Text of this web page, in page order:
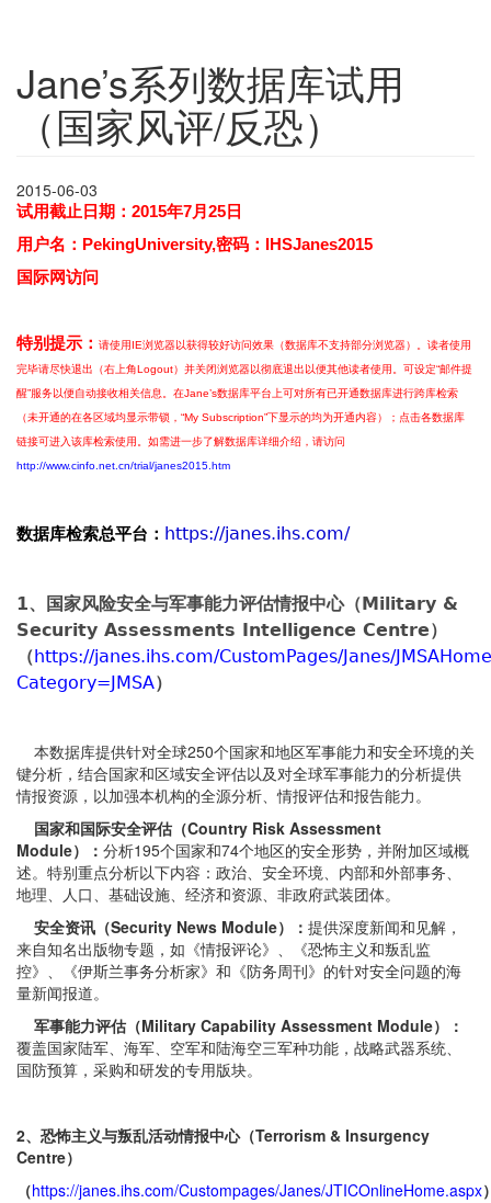
Jane’s系列数据库试用
（国家风评/反恐）
2015-06-03
试用截止日期：2015年7月25日
用户名：PekingUniversity,密码：IHSJanes2015
国际网访问
特别提示： 请使用IE浏览器以获得较好访问效果（数据库不支持部分浏览器）。读者使用
完毕请尽快退出（右上角Logout）并关闭浏览器以彻底退出以便其他读者使用。可设定“邮件提
醒”服务以便自动接收相关信息。在Jane’s数据库平台上可对所有已开通数据库进行跨库检索
（未开通的在各区域均显示带锁，“My Subscription”下显示的均为开通内容）；点击各数据库
链接可进入该库检索使用。 如需进一步了解数据库详细介绍，请访问
http://www.cinfo.net.cn/trial/janes2015.htm
数据库检索总平台： https://janes.ihs.com/
1、国家风险安全与军事能力评估情报中心（ Military &
Security Assessments Intelligence Centre）
（ https://janes.ihs.com/CustomPages/Janes/
Category=JMSA）
本数据库提供针对全球250个国家和地区军事能力和安全环境的关
键分析，结合国家和区域安全评估以及对全球军事能力的分析提供
情报资源，以加强本机构的全源分析、情报评估和报告能力。
国家和国际安全评估（Country Risk Assessment
Module）： 分析195个国家和74个地区的安全形势，并附加区域概
述。特别重点分析以下内容：政治、安全环境、内部和外部事务、
地理、人口、基础设施、经济和资源、非政府武装团体。
安全资讯（Security News Module）： 提供深度新闻和见解，
来自知名出版物专题，如《情报评论》、《恐怖主义和叛乱监
控》、《伊斯兰事务分析家》和《防务周刊》的针对安全问题的海
量新闻报道。
军事能力评估（Military Capability Assessment Module）：
覆盖国家陆军、海军、空军和陆海空三军种功能，战略武器系统、
国防预算，采购和研发的专用版块。
2、恐怖主义与叛乱活动情报中心（Terrorism & Insurgency
Centre）
（https://janes.ihs.com/Custompages/Janes/JTICOnlineHome.aspx